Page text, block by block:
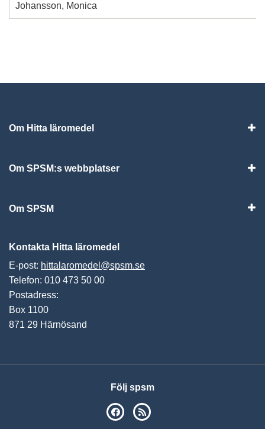
Johansson, Monica
Om Hitta läromedel
Om SPSM:s webbplatser
Om SPSM
Kontakta Hitta läromedel
E-post: hittalaromedel@spsm.se
Telefon: 010 473 50 00
Postadress:
Box 1100
871 29 Härnösand
Följ spsm
SPSM på Facebook